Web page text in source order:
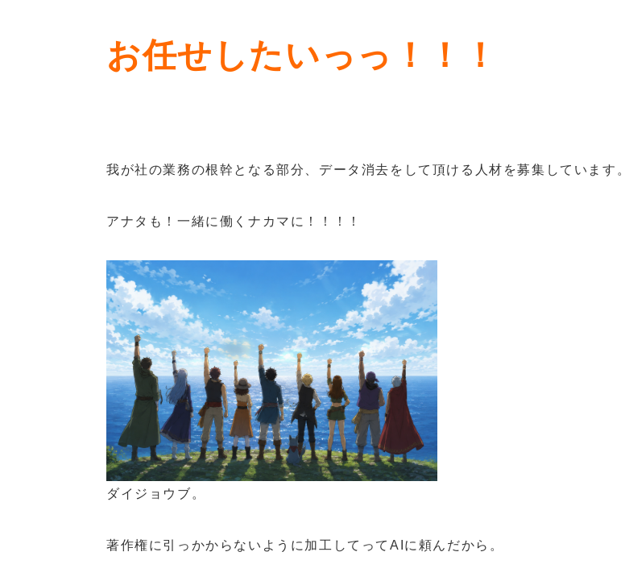
お任せしたいっっ！！！
我が社の業務の根幹となる部分、データ消去をして頂ける人材を募集しています。
アナタも！一緒に働くナカマに！！！！
ダイジョウブ。
著作権に引っかからないように加工してってAIに頼んだから。